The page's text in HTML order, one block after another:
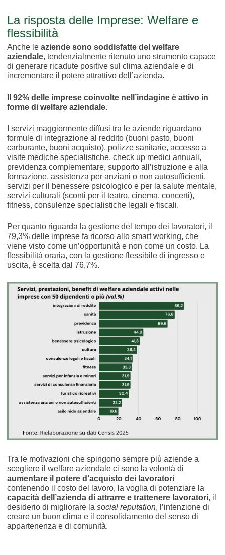
La risposta delle Imprese: Welfare e
flessibilità
Anche le aziende sono soddisfatte del welfare
aziendale, tendenzialmente ritenuto uno strumento capace
di generare ricadute positive sul clima aziendale e di
incrementare il potere attrattivo dell’azienda.
Il 92% delle imprese coinvolte nell’indagine è attivo in
forme di welfare aziendale.
I servizi maggiormente diffusi tra le aziende riguardano
formule di integrazione al reddito (buoni pasto, buoni
carburante, buoni acquisto), polizze sanitarie, accesso a
visite mediche specialistiche, check up medici annuali,
previdenza complementare, supporto all’istruzione e alla
formazione, assistenza per anziani o non autosufficienti,
servizi per il benessere psicologico e per la salute mentale,
servizi culturali (sconti per il teatro, cinema, concerti),
fitness, consulenze specialistiche legali e fiscali.
Per quanto riguarda la gestione del tempo dei lavoratori, il
79,3% delle imprese fa ricorso allo smart working, che
viene visto come un’opportunità e non come un costo. La
flessibilità oraria, con la gestione flessibile di ingresso e
uscita, è scelta dal 76,7%.
Tra le motivazioni che spingono sempre più aziende a
scegliere il welfare aziendale ci sono la volontà di
aumentare il potere d’acquisto dei lavoratori
contenendo il costo del lavoro, la voglia di potenziare la
capacità dell’azienda di attrarre e trattenere lavoratori, il
desiderio di migliorare la social reputation, l’intenzione di
creare un buon clima e il consolidamento del senso di
appartenenza e di comunità.